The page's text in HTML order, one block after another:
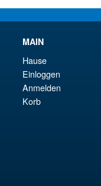
MAIN
Hause
Einloggen
Anmelden
Korb